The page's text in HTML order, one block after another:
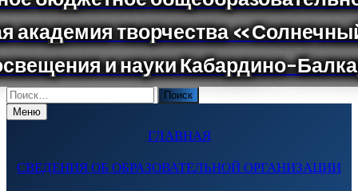
Поиск
по:Меню
ГЛАВНАЯ
СВЕДЕНИЯ ОБ ОБРАЗОВАТЕЛЬНОЙ ОРГАНИЗАЦИИ